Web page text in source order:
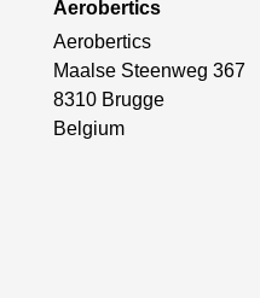
Aerobertics
Aerobertics
Maalse Steenweg 367
8310 Brugge
Belgium